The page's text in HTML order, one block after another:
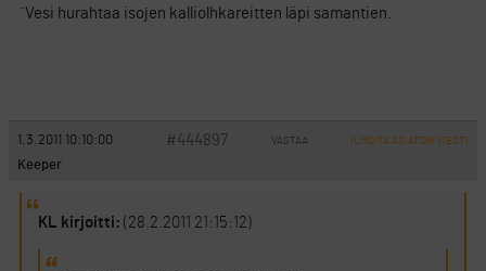
¨Vesi hurahtaa isojen kalliolhkareitten läpi samantien.
1.3.2011 10:10:00 #444897 VASTAA ILMOITA ASIATON VIESTI
Keeper
KL kirjoitti: (28.2.2011 21:15:12)